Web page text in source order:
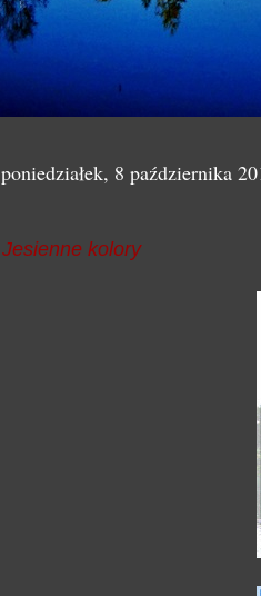
poniedziałek, 8 października
Jesienne kolory